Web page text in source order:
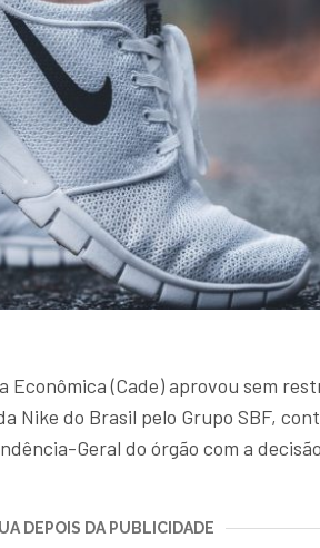
Econômica (Cade) aprovou sem
Nike do Brasil pelo Grupo SBF,
Geral do órgão com a
DEPOIS DA PUBLICIDADE